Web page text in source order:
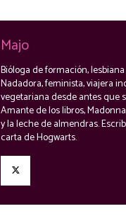
Majo
Bióloga de formación,
Nadadora, feminista, viajera
vegetariana desde antes que
Amante de los libros,
y la leche de almendras.
carta de Hogwarts.